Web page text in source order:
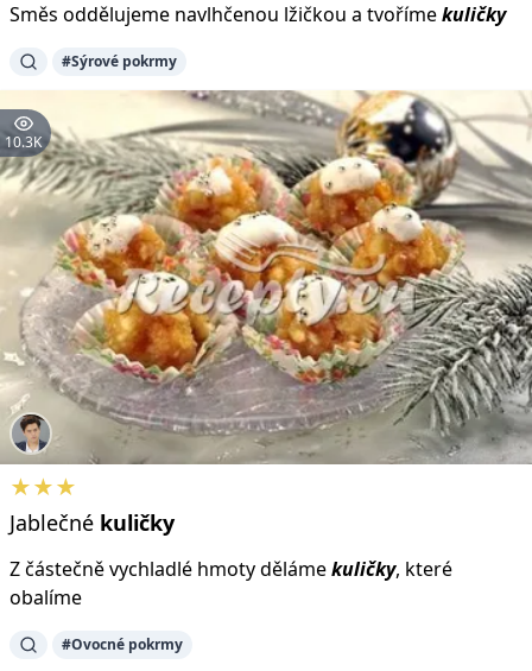
Směs oddělujeme navlhčenou lžičkou a tvořímekuličky
#Sýrové pokrmy
10.3K
★★★
Jablečné kuličky
Z částečně vychladlé hmoty dělámekuličky, které
obalíme
#Ovocné pokrmy